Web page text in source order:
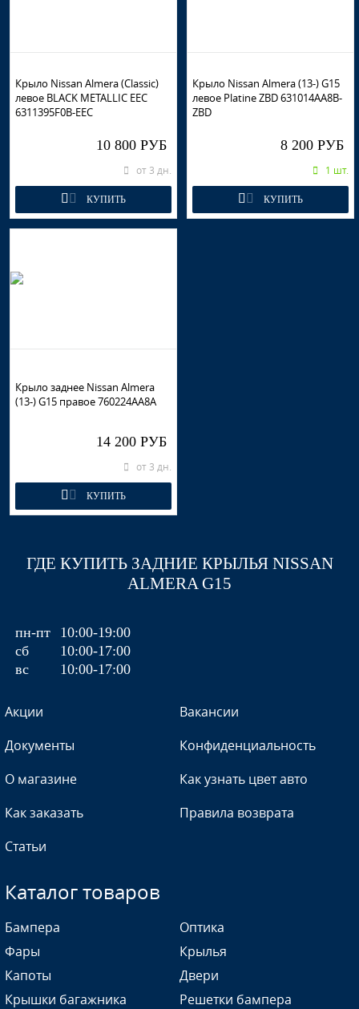
Крыло Nissan Almera (Classic)
левое BLACK METALLIC EEC
6311395F0B-EEC
10 800 РУБ
от 3 дн.
КУПИТЬ
Крыло Nissan Almera (13-) G15
левое Platine ZBD 631014AA8B-
ZBD
8 200 РУБ
1 шт.
КУПИТЬ
Крыло заднее Nissan Almera
(13-) G15 правое 760224AA8A
14 200 РУБ
от 3 дн.
КУПИТЬ
ГДЕ КУПИТЬ ЗАДНИЕ КРЫЛЬЯ NISSAN
ALMERA G15
пн-пт 10:00-19:00
сб
10:00-17:00
вс
10:00-17:00
Акции
Вакансии
Документы
Конфиденциальность
О магазине
Как узнать цвет авто
Как заказать
Правила возврата
Статьи
Каталог товаров
Бампера
Оптика
Фары
Крылья
Капоты
Двери
Крышки багажника
Решетки бампера